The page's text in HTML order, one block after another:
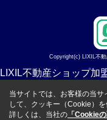
Copyright(c) LIXIL不
LIXIL不動産ショップ加
当サイトでは、お客様の当
して、クッキー（Cookie）を
詳しくは、当社の 「Cookie